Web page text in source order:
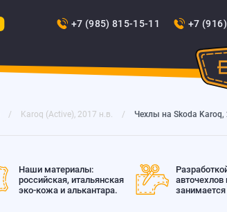
+7 (985) 815-15-11 +7
Karoq (Active), 2017 н.в. Чехлы на Skoda Karoq,
Наши материалы:
российская, итальянская
эко-кожа и алькантара.